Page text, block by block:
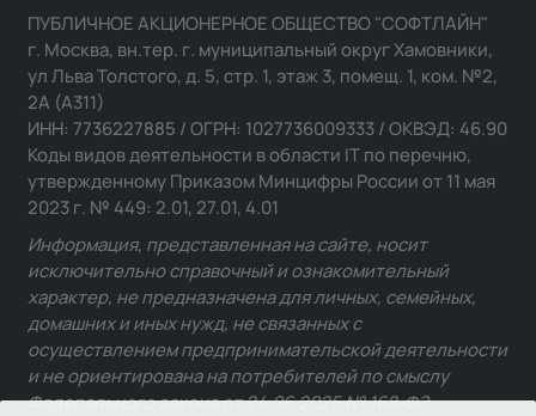
ПУБЛИЧНОЕ АКЦИОНЕРНОЕ ОБЩЕСТВО "СОФТЛАЙН"
г. Москва, вн.тер. г. муниципальный округ Хамовники,
ул Льва Толстого, д. 5, стр. 1, этаж 3, помещ. 1, ком. №2,
2А (А311)
ИНН: 7736227885 / ОГРН: 1027736009333 / ОКВЭД: 46.90
Коды видов деятельности в области IT по перечню,
утвержденному Приказом Минцифры России от 11 мая
2023 г. № 449: 2.01, 27.01, 4.01
Информация, представленная на сайте, носит
исключительно справочный и ознакомительный
характер, не предназначена для личных, семейных,
домашних и иных нужд, не связанных с
осуществлением предпринимательской деятельности
и не ориентирована на потребителей по смыслу
Федерального закона от 24.06.2025 № 168-ФЗ.